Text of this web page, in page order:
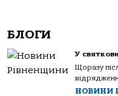
БЛОГИ
У
Щоразу
НОВИНИ